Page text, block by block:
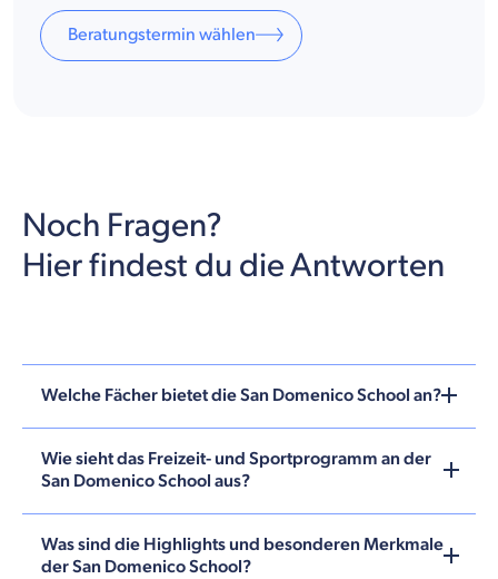
Beratungstermin wählen
Noch Fragen?
Hier findest du die Antworten
Welche Fächer bietet die San Domenico School an?
Wie sieht das Freizeit- und Sportprogramm an der
San Domenico School aus?
Was sind die Highlights und besonderen Merkmale
der San Domenico School?